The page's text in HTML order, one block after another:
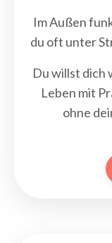
Im Außen
du oft unter
Du willst dich
Leben mit
ohne